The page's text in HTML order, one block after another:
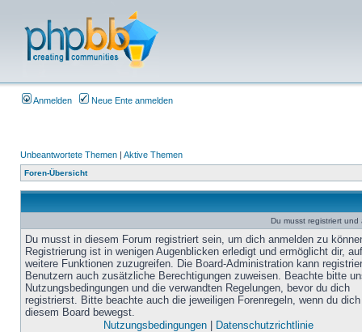
Anmelden Neue Ente anmelden
Unbeantwortete Themen | Aktive Themen
Foren-Übersicht
Du musst registriert
Du musst in diesem Forum registriert sein, um dich anmelden zu
Registrierung ist in wenigen Augenblicken erledigt und ermöglicht dir, auf
weitere Funktionen zuzugreifen. Die Board-Administration kann
Benutzern auch zusätzliche Berechtigungen zuweisen. Beachte bitte
Nutzungsbedingungen und die verwandten Regelungen, bevor du dich
registrierst. Bitte beachte auch die jeweiligen Forenregeln, wenn du
diesem Board bewegst.
Nutzungsbedingungen| Datenschutzrichtlinie